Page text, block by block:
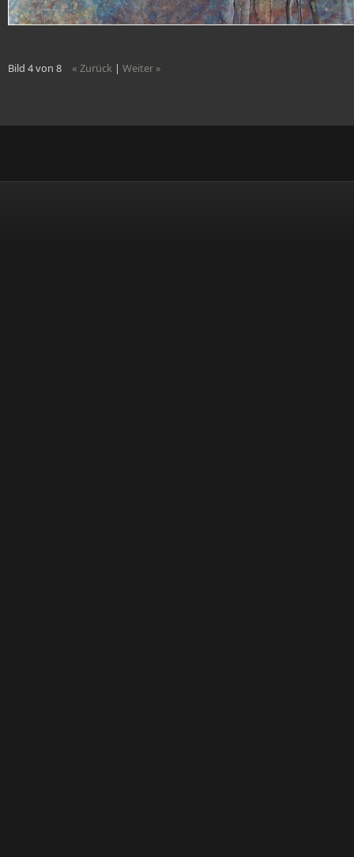
Bild 4 von 8 « Zurück| Weiter »